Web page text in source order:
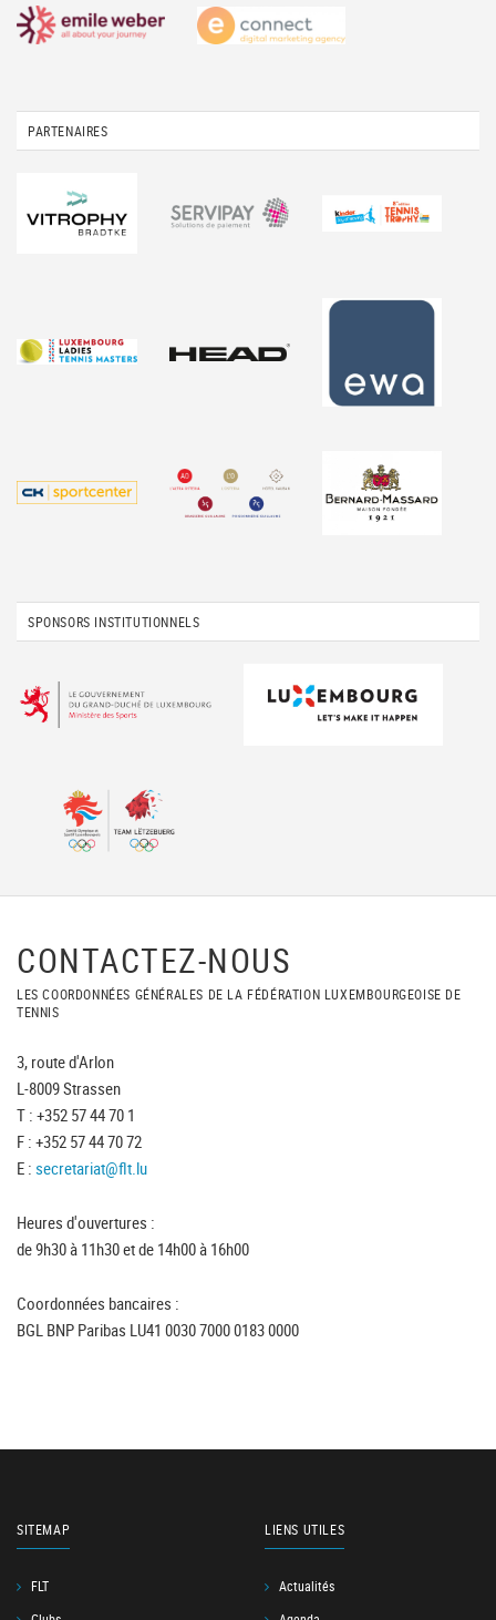
PARTENAIRES
SPONSORS INSTITUTIONNELS
CONTACTEZ-NOUS
LES COORDONNÉES GÉNÉRALES DE LA FÉDÉRATION LUXEMBOURGEOISE DE
TENNIS
3, route d'Arlon
L-8009 Strassen
T : +352 57 44 70 1
F : +352 57 44 70 72
E : secretariat@flt.lu
Heures d'ouvertures :
de 9h30 à 11h30 et de 14h00 à 16h00
Coordonnées bancaires :
BGL BNP Paribas LU41 0030 7000 0183 0000
SITEMAP
FLT
LIENS UTILES
Actualités